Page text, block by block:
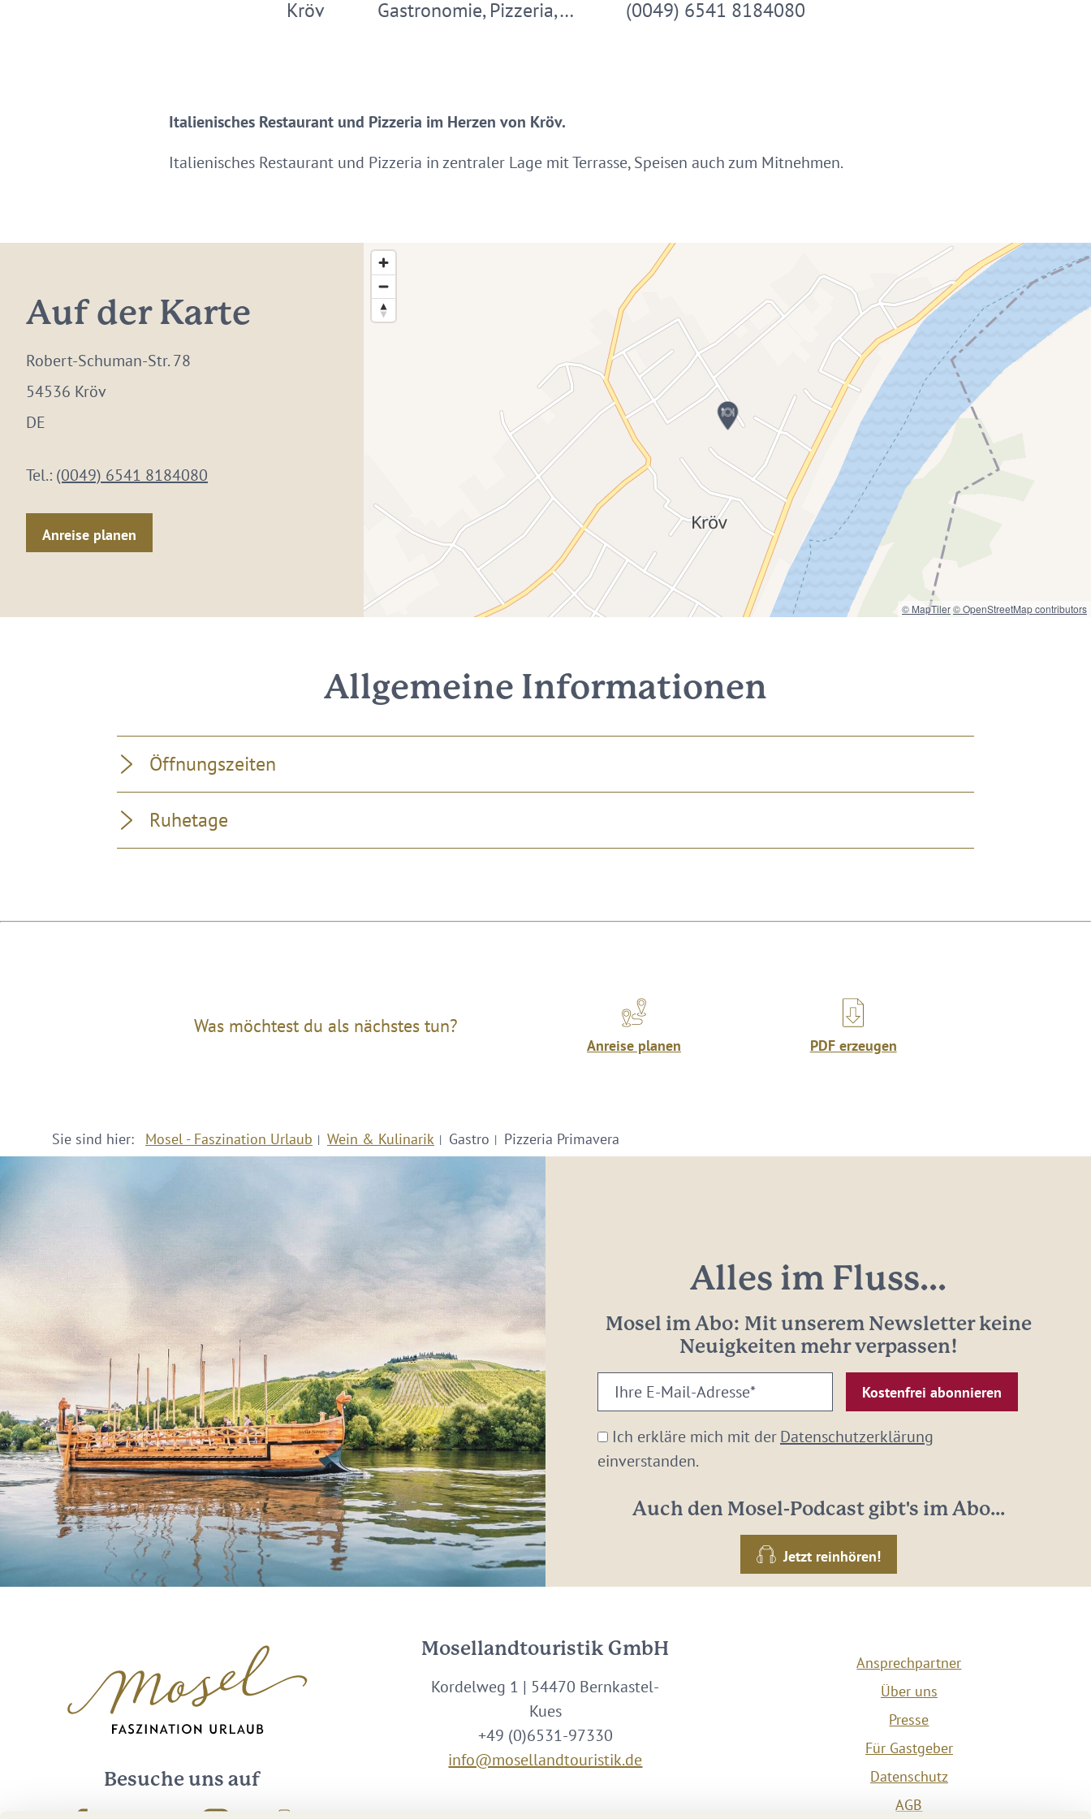
Kröv Gastronomie, Pizzeria,… (0049) 6541 8184080
Italienisches Restaurant und Pizzeria im Herzen von Kröv.
Italienisches Restaurant und Pizzeria in zentraler Lage mit Terrasse, Speisen auch zum Mitnehmen.
Auf der Karte
Robert-Schuman-Str. 78
54536 Kröv
DE
Tel.: (0049) 6541 8184080
Anreise planen
© MapTiler© OpenStreetMap contributors
Allgemeine Informationen
Öffnungszeiten
Ruhetage
Was möchtest du als nächstes tun?
Anreise planen PDF erzeugen
Sie sind hier: Mosel - Faszination Urlaub Wein & Kulinarik Gastro Pizzeria Primavera
Alles im Fluss...
Mosel im Abo: Mit unserem Newsletter keine
Neuigkeiten mehr verpassen!
Ihre
E-
Mail-
Adresse:
Ich erkläre mich mit derDatenschutzerklärung
einverstanden.
Auch den Mosel-Podcast gibt's im Abo...
Jetzt reinhören!
Besuche uns auf
Mosellandtouristik GmbH
Kordelweg 1 | 54470 Bernkastel-
Kues
+49 (0)6531-97330
info@mosellandtouristik.de
Ansprechpartner
Über uns
Presse
Für Gastgeber
Datenschutz
AGB